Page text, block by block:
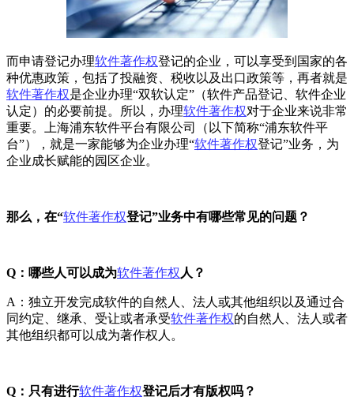
而申请登记办理软件著作权登记的企业，可以享受到国家的各
种优惠政策，包括了投融资、税收以及出口政策等，再者就是
软件著作权是企业办理“双软认定”（软件产品登记、软件企业
认定）的必要前提。所以，办理软件著作权对于企业来说非常
重要。上海浦东软件平台有限公司（以下简称“浦东软件平
台”），就是一家能够为企业办理“软件著作权登记”业务，为
企业成长赋能的园区企业。
那么，在“软件著作权登记”业务中有哪些常见的问题？
Q：哪些人可以成为软件著作权 人？
A：独立开发完成软件的自然人、法人或其他组织以及通过合
同约定、继承、受让或者承受软件著作权的自然人、法人或者
其他组织都可以成为著作权人。
Q：只有进行软件著作权登记后才有版权吗？